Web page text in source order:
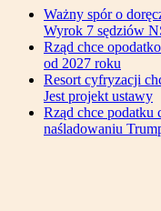
Ważny spór o
Wyrok 7 sędziów
Rząd chce
od 2027 roku
Resort cyfryzacji
Jest projekt ustawy
Rząd chce
naśladowaniu